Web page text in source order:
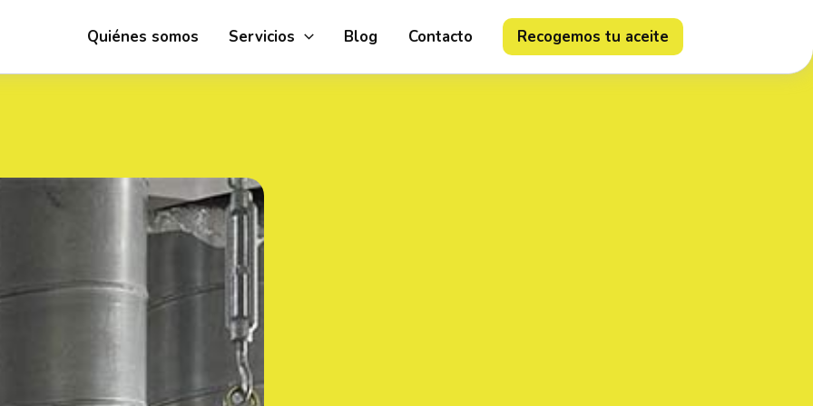
Quiénes somos Servicios Blog Contacto Recogemos tu aceite